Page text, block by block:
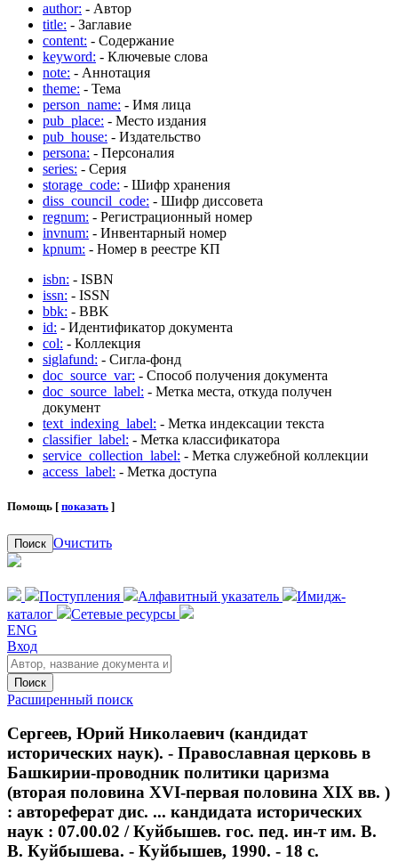
author: - Автор
title: - Заглавие
content: - Содержание
keyword: - Ключевые слова
note: - Аннотация
theme: - Тема
person_name: - Имя лица
pub_place: - Место издания
pub_house: - Издательство
persona: - Персоналия
series: - Серия
storage_code: - Шифр хранения
diss_council_code: - Шифр диссовета
regnum: - Регистрационный номер
invnum: - Инвентарный номер
kpnum: - Номер в реестре КП
isbn: - ISBN
issn: - ISSN
bbk: - BBK
id: - Идентификатор документа
col: - Коллекция
siglafund: - Сигла-фонд
doc_source_var: - Способ получения документа
doc_source_label: - Метка места, откуда получен
документ
text_indexing_label: - Метка индексации текста
classifier_label: - Метка классификатора
service_collection_label: - Метка служебной коллекции
access_label: - Метка доступа
Помощь [ показать ]
Поиск Очистить
Поступления Алфавитный указатель
Имидж-
каталог
Сетевые ресурсы
ENG
Вход
Поиск
Расширенный поиск
Сергеев, Юрий Николаевич (кандидат
исторических наук). - Православная церковь в
Башкирии-проводник политики царизма
(вторая половина XVI-первая половина XIX вв. )
: автореферат дис. ... кандидата исторических
наук : 07.00.02 / Куйбышев. гос. пед. ин-т им. В.
В. Куйбышева. - Куйбышев, 1990. - 18 с.